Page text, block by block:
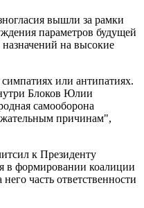
вышли за рамки
параметров будущей
на высокие
или антипатиях.
Блоков Юлии
самооборона
причинам",
к Президенту
в формировании коалиции
часть ответственности